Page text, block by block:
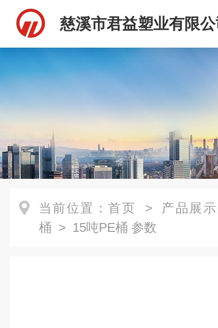
慈溪市君益塑业有限
当前位置： 首页 > 产品展示
桶 > 15吨PE桶 参数